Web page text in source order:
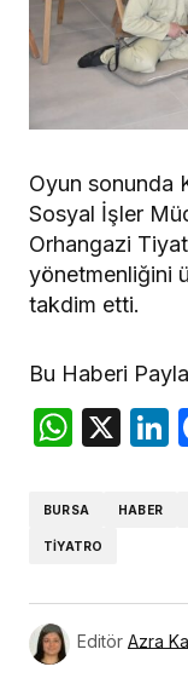
Oyun sonunda
Sosyal İşler
Orhangazi
yönetmenliğini
takdim etti.
Bu Haberi
X
BURSA HABER
TIYATRO
Editör Azra